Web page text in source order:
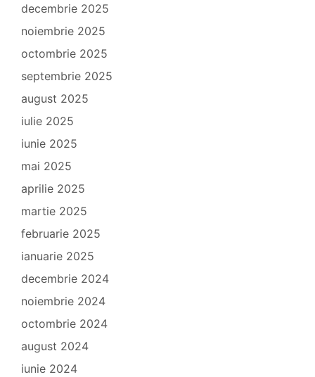
decembrie 2025
noiembrie 2025
octombrie 2025
septembrie 2025
august 2025
iulie 2025
iunie 2025
mai 2025
aprilie 2025
martie 2025
februarie 2025
ianuarie 2025
decembrie 2024
noiembrie 2024
octombrie 2024
august 2024
iunie 2024